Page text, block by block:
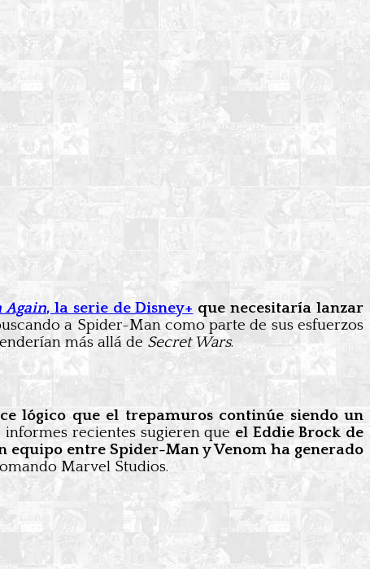
Again, la serie de Disney+ que necesitaría lanzar
a Spider-Man como parte de sus esfuerzos
más allá de Secret Wars.
lógico que el trepamuros continúe siendo un
informes recientes sugieren que el Eddie Brock de
equipo entre Spider-Man y Venom ha generado
Marvel Studios.